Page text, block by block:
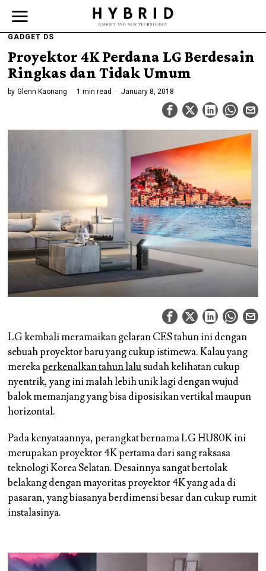
GADGET DS
Proyektor 4K Perdana LG Berdesain
Ringkas dan Tidak Umum
by Glenn Kaonang 1 min read January 8, 2018
LG kembali meramaikan gelaran CES tahun ini dengan
sebuah proyektor baru yang cukup istimewa. Kalau yang
merekaperkenalkan tahun lalusudah kelihatan cukup
nyentrik, yang ini malah lebih unik lagi dengan wujud
balok memanjang yang bisa diposisikan vertikal maupun
horizontal.
Pada kenyataannya, perangkat bernama LG HU80K ini
merupakan proyektor 4K pertama dari sang raksasa
teknologi Korea Selatan. Desainnya sangat bertolak
belakang dengan mayoritas proyektor 4K yang ada di
pasaran, yang biasanya berdimensi besar dan cukup rumit
instalasinya.